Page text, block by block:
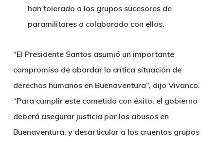
han tolerado a los grupos sucesores de
paramilitares o colaborado con ellos.
“El Presidente Santos asumió un importante
compromiso de abordar la crítica situación de
derechos humanos en Buenaventura”, dijo Vivanco.
“Para cumplir este cometido con éxito, el gobierno
deberá asegurar justicia por los abusos en
Buenaventura, y desarticular a los cruentos grupos